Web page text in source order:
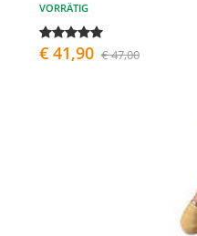
VORRÄTIG
€ 41,90 € 47,00